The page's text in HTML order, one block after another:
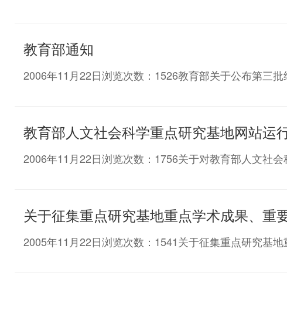
教育部通知
2006年11月22日浏览次数：1526教育部关于公布第
教育部人文社会科学重点研究基地网站运
2006年11月22日浏览次数：1756关于对教育部人文
关于征集重点研究基地重点学术成果、重
2005年11月22日浏览次数：1541关于征集重点研